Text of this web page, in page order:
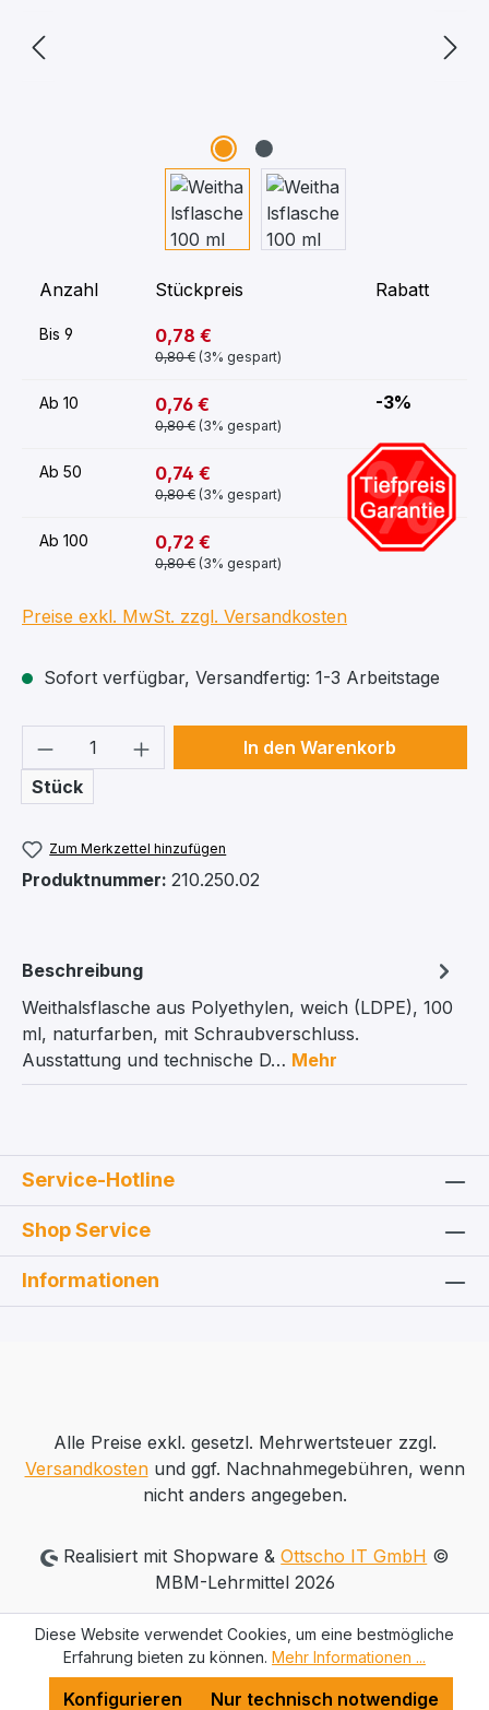
Anzahl Stückpreis Rabatt
Bis 9 0,78 €
0,80 € (3% gespart)
Ab 10 0,76 €
0,80 € (3% gespart)
-3%
Ab 50 0,74 €
0,80 € (3% gespart)
-5%
Ab 100 0,72 €
0,80 € (3% gespart)
-8%
Preise exkl. MwSt. zzgl. Versandkosten
Sofort verfügbar, Versandfertig: 1-3 Arbeitstage
Produkt Anzahl: Gib den
Stück
In den Warenkorb
Zum Merkzettel hinzufügen
Produktnummer: 210.250.02
Beschreibung
Weithalsflasche aus Polyethylen, weich (LDPE), 100
ml, naturfarben, mit Schraubverschluss.
Ausstattung und technische D… Mehr
Service-Hotline
Shop Service
Informationen
Alle Preise exkl. gesetzl. Mehrwertsteuer zzgl.
Versandkostenund ggf. Nachnahmegebühren, wenn
nicht anders angegeben.
Realisiert mit Shopware &Ottscho IT GmbH ©
MBM-Lehrmittel 2026
Diese Website verwendet Cookies, um eine bestmögliche
Erfahrung bieten zu können. Mehr Informationen ...
Nur technisch notwendige
Konfigurieren